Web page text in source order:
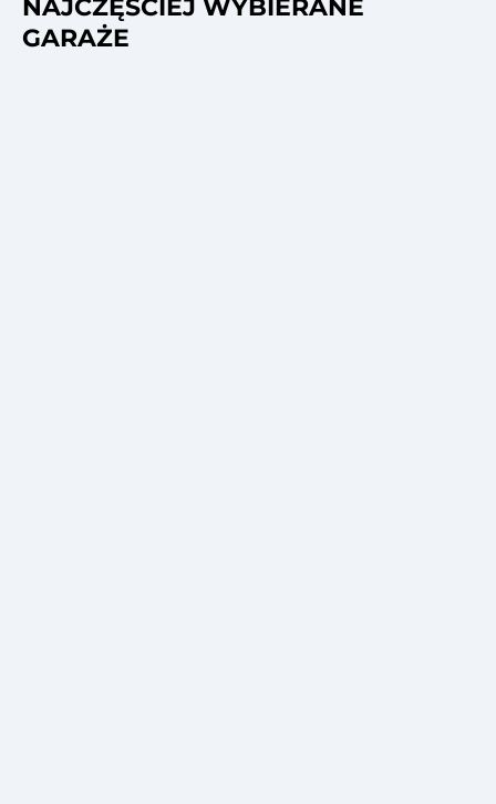
NAJCZĘŚCIEJ WYBIERANE
GARAŻE